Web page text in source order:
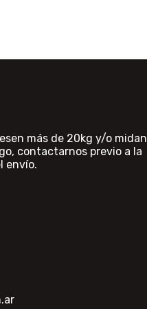
más de 20kg y/o midan
contactarnos previo a la
envío.